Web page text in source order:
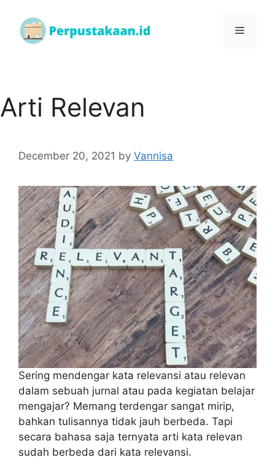
Arti Relevan
December 20, 2021 by Vannisa
Sering mendengar kata relevansi atau relevan
dalam sebuah jurnal atau pada kegiatan belajar
mengajar? Memang terdengar sangat mirip,
bahkan tulisannya tidak jauh berbeda. Tapi
secara bahasa saja ternyata arti kata relevan
sudah berbeda dari kata relevansi.